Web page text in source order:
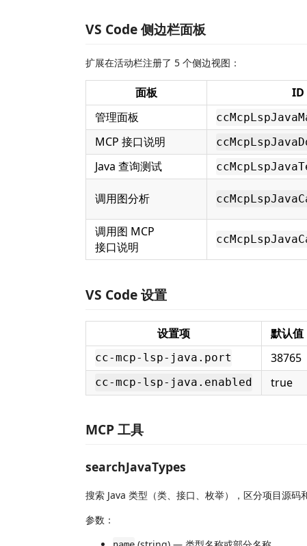
VS Code 侧边栏面板
扩展在活动栏注册了 5 个侧边视图：
面板 ID
管理面板
MCP 接口说明
Java 查询测试
调用图分析
调用图 MCP
接口说明
VS Code 设置
设置项 默认值
cc-mcp-lsp-java.port 38765
cc-mcp-lsp-java.enabled true
MCP 工具
searchJavaTypes
搜索 Java 类型（类、接口、枚举），区分项目源码和
参数：